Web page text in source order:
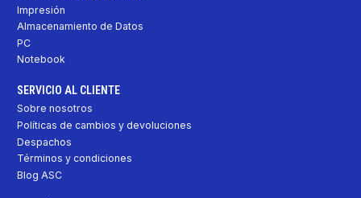
Impresión
Almacenamiento de Datos
PC
Notebook
SERVICIO AL CLIENTE
Sobre nosotros
Políticas de cambios y devoluciones
Despachos
Términos y condiciones
Blog ASC